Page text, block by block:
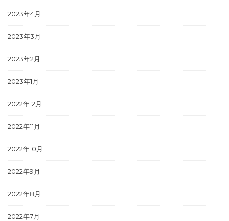
2023年4月
2023年3月
2023年2月
2023年1月
2022年12月
2022年11月
2022年10月
2022年9月
2022年8月
2022年7月